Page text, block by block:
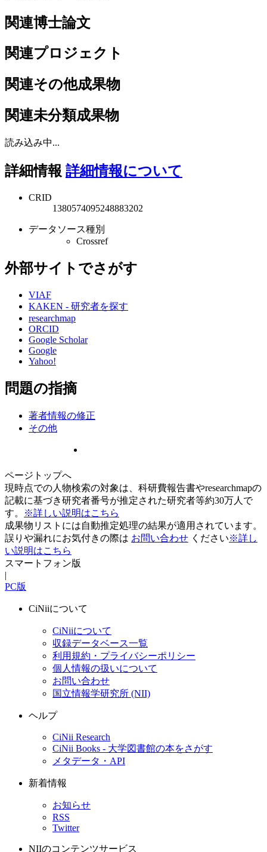
関連博士論文
関連プロジェクト
関連その他成果物
関連未分類成果物
読み込み中...
詳細情報 詳細情報について
CRID
1380574095248883202
データソース種別
Crossref
外部サイトでさがす
VIAF
KAKEN - 研究者を探す
researchmap
ORCID
Google Scholar
Google
Yahoo!
問題の指摘
著者情報の修正
その他
ページトップへ
現時点での人物検索の対象は、科研費報告書やresearchmapの
記載に基づき研究者番号が推定された研究者等約30万人で
す。
※詳しい説明はこちら
成果物リストには自動推定処理の結果が適用されています。
誤りや漏れにお気付きの際は お問い合わせ ください※詳し
い説明はこちら
スマートフォン版
|
PC版
CiNiiについて
CiNiiについて
収録データベース一覧
利用規約・プライバシーポリシー
個人情報の扱いについて
お問い合わせ
国立情報学研究所 (NII)
ヘルプ
CiNii Research
CiNii Books - 大学図書館の本をさがす
メタデータ・API
新着情報
お知らせ
RSS
Twitter
NIIのコンテンツサービス